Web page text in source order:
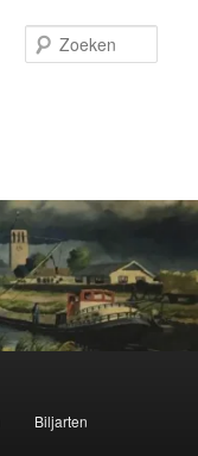
Biljarten